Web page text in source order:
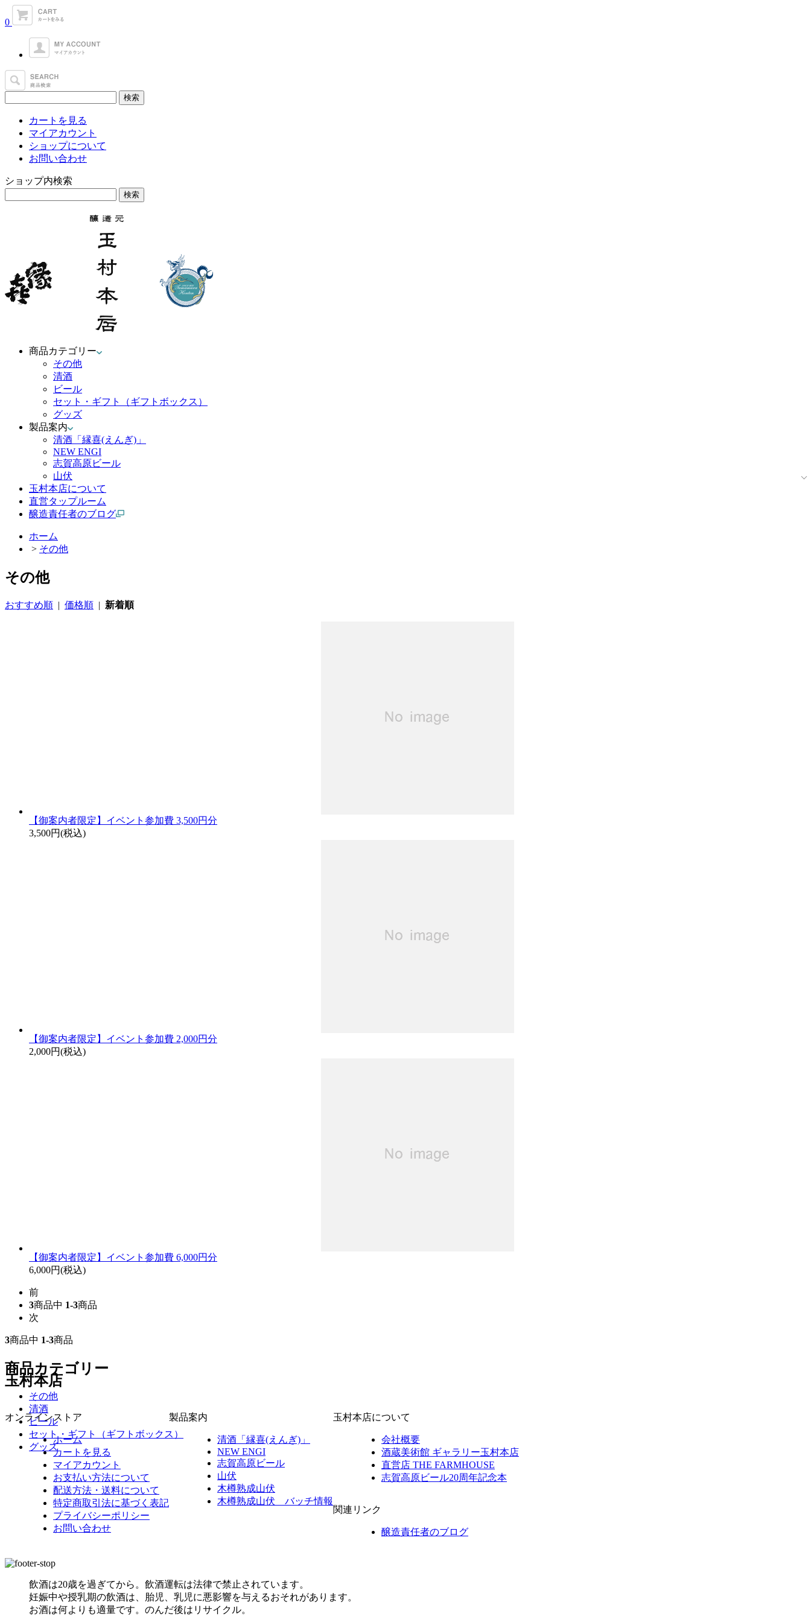
0
カートを見る
マイアカウント
ショップについて
お問い合わせ
ショップ内検索
商品カテゴリー
その他
清酒
ビール
セット・ギフト（ギフトボックス）
グッズ
製品案内
清酒「縁喜(えんぎ)」
NEW ENGI
志賀高原ビール
山伏
玉村本店について
直営タップルーム
醸造責任者のブログ
ホーム
> その他
その他
おすすめ順 | 価格順 | 新着順
【御案内者限定】イベント参加費 3,500円分
3,500円(税込)
【御案内者限定】イベント参加費 2,000円分
2,000円(税込)
【御案内者限定】イベント参加費 6,000円分
6,000円(税込)
前
3商品中 1-3商品
次
3商品中 1-3商品
商品カテゴリー
その他
清酒
ビール
セット・ギフト（ギフトボックス）
グッズ
玉村本店
オンラインストア
ホーム
カートを見る
マイアカウント
お支払い方法について
配送方法・送料について
特定商取引法に基づく表記
プライバシーポリシー
お問い合わせ
製品案内
清酒「縁喜(えんぎ)」
NEW ENGI
志賀高原ビール
山伏
木樽熟成山伏
木樽熟成山伏 バッチ情報
玉村本店について
会社概要
酒蔵美術館 ギャラリー玉村本店
直営店 THE FARMHOUSE
志賀高原ビール20周年記念本
関連リンク
醸造責任者のブログ
飲酒は20歳を過ぎてから。飲酒運転は法律で禁止されています。
妊娠中や授乳期の飲酒は、胎児、乳児に悪影響を与えるおそれがあります。
お酒は何よりも適量です。のんだ後はリサイクル。